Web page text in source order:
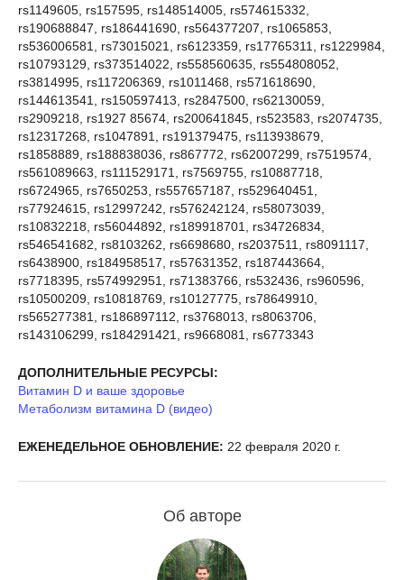
rs1149605, rs157595, rs148514005, rs574615332,
rs190688847, rs186441690, rs564377207, rs1065853,
rs536006581, rs73015021, rs6123359, rs17765311, rs1229984,
rs10793129, rs373514022, rs558560635, rs554808052,
rs3814995, rs117206369, rs1011468, rs571618690,
rs144613541, rs150597413, rs2847500, rs62130059,
rs2909218, rs1927 85674, rs200641845, rs523583, rs2074735,
rs12317268, rs1047891, rs191379475, rs113938679,
rs1858889, rs188838036, rs867772, rs62007299, rs7519574,
rs561089663, rs111529171, rs7569755, rs10887718,
rs6724965, rs7650253, rs557657187, rs529640451,
rs77924615, rs12997242, rs576242124, rs58073039,
rs10832218, rs56044892, rs189918701, rs34726834,
rs546541682, rs8103262, rs6698680, rs2037511, rs8091117,
rs6438900, rs184958517, rs57631352, rs187443664,
rs7718395, rs574992951, rs71383766, rs532436, rs960596,
rs10500209, rs10818769, rs10127775, rs78649910,
rs565277381, rs186897112, rs3768013, rs8063706,
rs143106299, rs184291421, rs9668081, rs6773343
ДОПОЛНИТЕЛЬНЫЕ РЕСУРСЫ:
Витамин D и ваше здоровье
Метаболизм витамина D (видео)
ЕЖЕНЕДЕЛЬНОЕ ОБНОВЛЕНИЕ: 22 февраля 2020 г.
Об авторе